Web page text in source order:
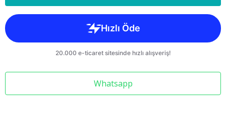
Whatsapp